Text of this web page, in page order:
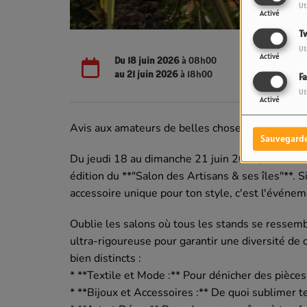
Activé
Activé
Activé
Du 18 juin 2026à 08h00
au 21 juin 2026à 18h00
Avis aux amateurs de belles choses et de
Du jeudi 18 au dimanche 21 juin 2026, le
édition du **"Salon des Artisans & ses îles"**.
accessoire unique pour ton style, c'est
Oublie les salons où tous les stands se
ultra-rigoureuse pour garantir une diversité de
bien distincts :
* **Textile et Mode :** Pour dénicher des
* **Bijoux et Accessoires :** De quoi sublimer